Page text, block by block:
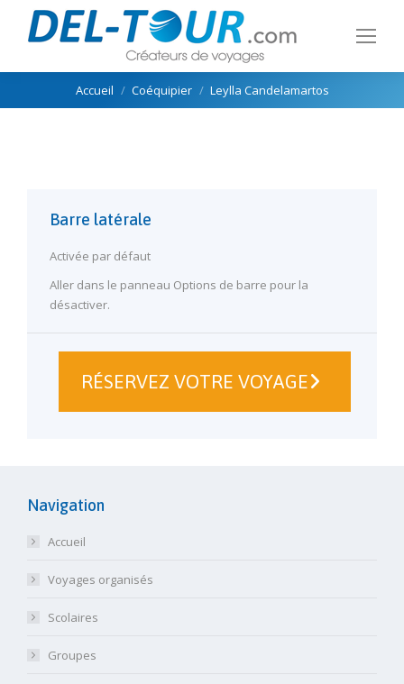
Vous êtes ici :
Accueil Coéquipier Leylla Candelamartos
Barre latérale
Activée par défaut
Aller dans le panneau Options de barre pour la
désactiver.
RÉSERVEZ VOTRE VOYAGE
Navigation
Accueil
Voyages organisés
Scolaires
Groupes